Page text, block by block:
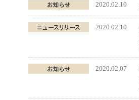
2020.02.10
2020.02.10
2020.02.07